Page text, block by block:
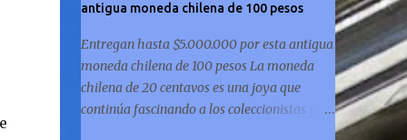
antigua moneda chilena de 100 pesos
Entregan hasta $5.000.000 por esta antigua
moneda chilena de 100 pesos La moneda
chilena de 20 centavos es una joya que
continúa fascinando a los coleccionistas y a